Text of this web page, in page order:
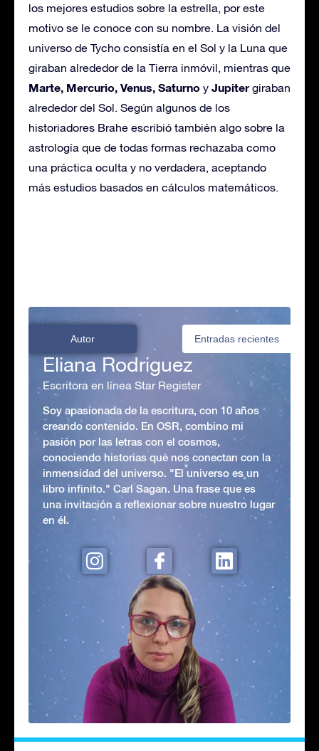
los mejores estudios sobre la estrella, por este
motivo se le conoce con su nombre. La visión del
universo de Tycho consistía en el Sol y la Luna que
giraban alrededor de la Tierra inmóvil, mientras que
Marte, Mercurio, Venus, Saturno y Jupitergiraban
alrededor del Sol. Según algunos de los
historiadores Brahe escribió también algo sobre la
astrología que de todas formas rechazaba como
una práctica oculta y no verdadera, aceptando
más estudios basados en cálculos matemáticos.
Autor Entradas recientes
Eliana Rodriguez
Escritora en línea Star Register
Soy apasionada de la escritura, con 10 años
creando contenido. En OSR, combino mi
pasión por las letras con el cosmos,
conociendo historias que nos conectan con la
inmensidad del universo. "El universo es un
libro infinito." Carl Sagan. Una frase que es
una invitación a reflexionar sobre nuestro lugar
en él.